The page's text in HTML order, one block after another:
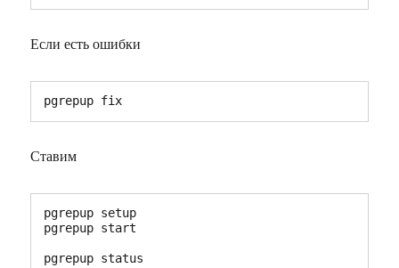
Если есть ошибки
pgrepup fix
Ставим
pgrepup setup
pgrepup start
pgrepup status